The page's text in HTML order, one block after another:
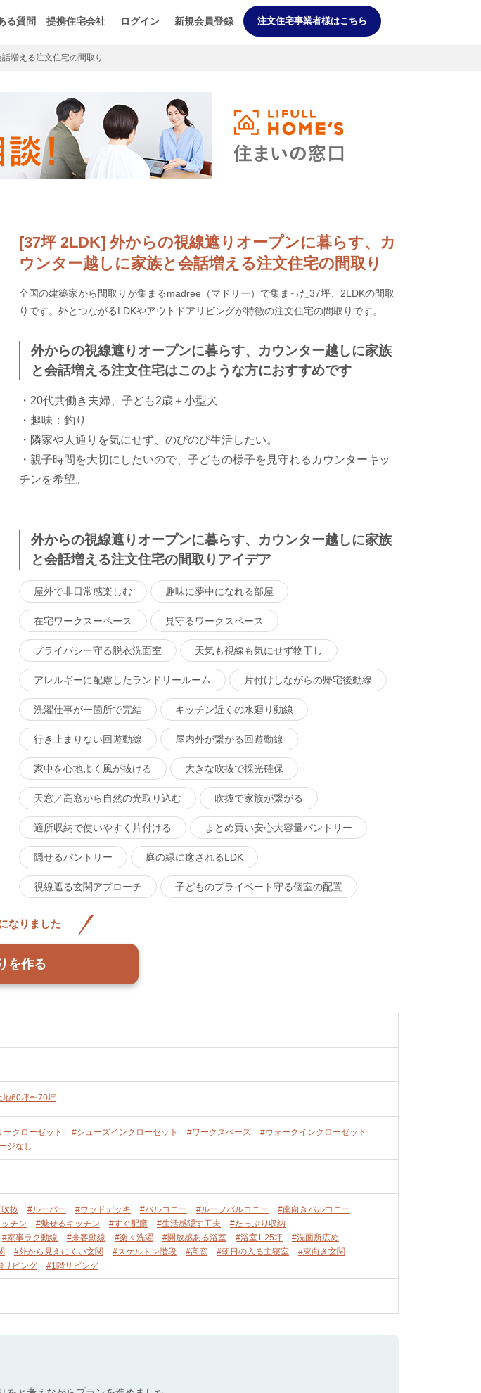
る質問 提携住宅会社 ログイン 新規会員登録 注文住宅事業者様はこちら
増える注文住宅の間取り
[37坪 2LDK] 外からの視線遮りオープンに暮らす、カ
ウンター越しに家族と会話増える注文住宅の間取り
全国の建築家から間取りが集まるmadree（マドリー）で集まった37坪、2LDKの間取
りです。外とつながるLDKやアウトドアリビングが特徴の注文住宅の間取りです。
外からの視線遮りオープンに暮らす、カウンター越しに家族
と会話増える注文住宅はこのような方におすすめです
・20代共働き夫婦、子ども2歳＋小型犬
・趣味：釣り
・隣家や人通りを気にせず、のびのび生活したい。
・親子時間を大切にしたいので、子どもの様子を見守れるカウンターキッ
チンを希望。
外からの視線遮りオープンに暮らす、カウンター越しに家族
と会話増える注文住宅の間取りアイデア
屋外で非日常感楽しむ 趣味に夢中になれる部屋
在宅ワークスーペース 見守るワークスペース
プライバシー守る脱衣洗面室 天気も視線も気にせず物干し
アレルギーに配慮したランドリールーム 片付けしながらの帰宅後動線
洗濯仕事が一箇所で完結 キッチン近くの水廻り動線
行き止まりない回遊動線 屋内外が繋がる回遊動線
家中を心地よく風が抜ける 大きな吹抜で採光確保
天窓／高窓から自然の光取り込む 吹抜で家族が繋がる
適所収納で使いやすく片付ける まとめ買い安心大容量パントリー
隠せるパントリー 庭の緑に癒されるLDK
視線遮る玄関アプローチ 子どものプライベート守る個室の配置
なりました
を作る
地60坪〜70坪
ークローゼット #シューズインクローゼット #ワークスペース
#ウォークインクローゼット
ジなし
抜 #ルーバー #ウッドデッキ #バルコニー #ルーフバルコニー
#南向きバルコニー
チン #魅せるキッチン #すぐ配膳 #生活感隠す工夫
#たっぷり収納
#家事ラク動線 #来客動線 #楽々洗濯 #開放感ある浴室 #浴室1.25坪
#洗面所広め
#外から見えにくい玄関 #スケルトン階段 #高窓 #朝日の入る主寝室
#東向き玄関
リビング #1階リビング